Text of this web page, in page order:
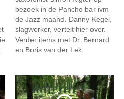
bezoek in de Pancho bar ivm
de Jazz maand. Danny Kegel,
slagwerker, vertelt hier over.
Verder items met Dr. Bernard
en Boris van der Lek.